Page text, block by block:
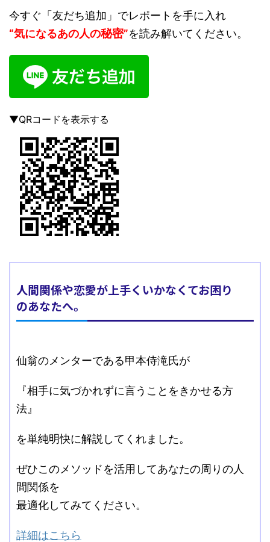
今すぐ「友だち追加」でレポートを手に入れ
“気になるあの人の秘密”を読み解いてください。
▼QRコードを表示する
人間関係や恋愛が上手くいかなくてお困り
のあなたへ。
仙翁のメンターである甲本侍滝氏が
『相手に気づかれずに言うことをきかせる方
法』
を単純明快に解説してくれました。
ぜひこのメソッドを活用してあなたの周りの人
間関係を
最適化してみてください。
詳細はこちら